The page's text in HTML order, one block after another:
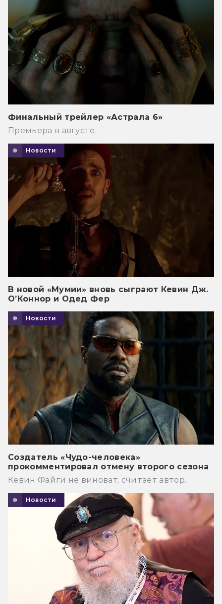
Финальный трейлер «Астрала 6»
Премьера в августе.
Новости
В новой «Мумии» вновь сыграют Кевин Дж.
О’Коннор и Одед Фер
Новости
Создатель «Чудо-человека»
прокомментировал отмену второго сезона
Кевин Файги не виноват, считает автор.
Новости